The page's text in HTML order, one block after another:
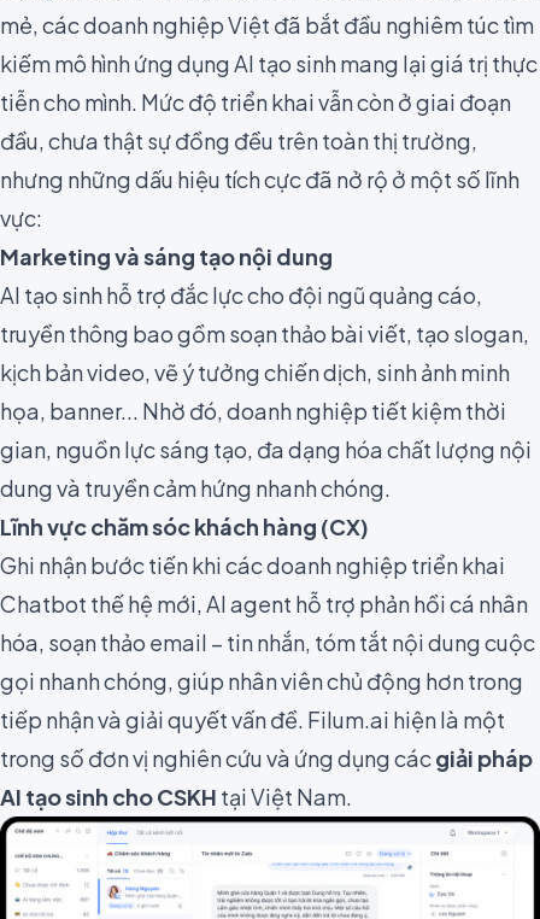
mẻ, các doanh nghiệp Việt đã bắt đầu nghiêm túc tìm
kiếm mô hình ứng dụng AI tạo sinh mang lại giá trị thực
tiễn cho mình. Mức độ triển khai vẫn còn ở giai đoạn
đầu, chưa thật sự đồng đều trên toàn thị trường,
nhưng những dấu hiệu tích cực đã nở rộ ở một số lĩnh
vực:
Marketing và sáng tạo nội dung
AI tạo sinh hỗ trợ đắc lực cho đội ngũ quảng cáo,
truyền thông bao gồm soạn thảo bài viết, tạo slogan,
kịch bản video, vẽ ý tưởng chiến dịch, sinh ảnh minh
họa, banner... Nhờ đó, doanh nghiệp tiết kiệm thời
gian, nguồn lực sáng tạo, đa dạng hóa chất lượng nội
dung và truyền cảm hứng nhanh chóng.
Lĩnh vực chăm sóc khách hàng (CX)
Ghi nhận bước tiến khi các doanh nghiệp triển khai
Chatbot thế hệ mới, AI agent hỗ trợ phản hồi cá nhân
hóa, soạn thảo email – tin nhắn, tóm tắt nội dung cuộc
gọi nhanh chóng, giúp nhân viên chủ động hơn trong
tiếp nhận và giải quyết vấn đề. Filum.ai hiện là một
trong số đơn vị nghiên cứu và ứng dụng cácgiải pháp
AI tạo sinh cho CSKH tại Việt Nam.